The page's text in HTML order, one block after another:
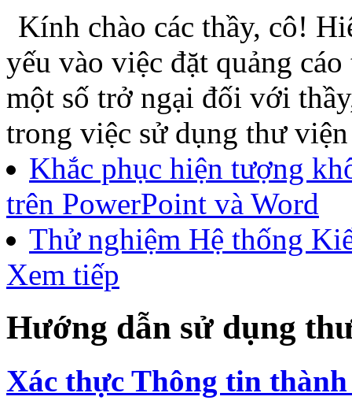
Kính chào các thầy, cô!
yếu vào việc đặt quảng
một số trở ngại đối với
trong việc sử dụng thư
Khắc phục hiện tượng
trên PowerPoint và Word
Thử nghiệm Hệ thống
Xem tiếp
Hướng dẫn sử dụng
Xác thực Thông tin